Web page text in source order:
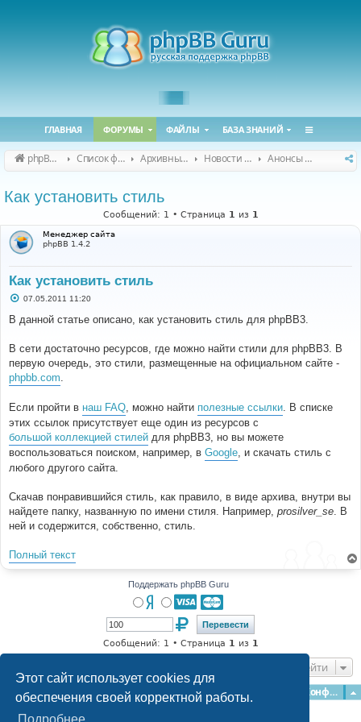
Этот сайт использует cookies для
обеспечения своей корректной работы.
ГЛАВНАЯ ФОРУМЫ ФАЙЛЫ БАЗА ЗНАНИЙ
phpBB Guru Список форумов Архивные форумы Новости и объявления (архив) Анонсы статей
Как установить стиль
Сообщений: 1 • Страница 1 из 1
Менеджер сайта
phpBB 1.4.2
Как установить стиль
С
о
б
е
н
и
е
07.05.2011 11:20
В данной статье описано, как установить стиль для phpBB3.
В сети достаточно ресурсов, где можно найти стили для phpBB3. В
первую очередь, это стили, размещенные на официальном сайте -
phpbb.com.
Если пройти в наш FAQ, можно найти полезные ссылки. В списке
этих ссылок присутствует еще один из ресурсов с
большой коллекцией стилей для phpBB3, но вы можете
воспользоваться поиском, например, в Google, и скачать стиль с
любого другого сайта.
Скачав понравившийся стиль, как правило, в виде архива, внутри вы
найдете папку, названную по имени стиля. Например, prosilver_se. В
ней и содержится, собственно, стиль.
Полный текст
Поддержать phpBB Guru
Сообщений: 1 • Страница 1 из 1
Перейти
Главная Форумы Конфиденциальность
Наша команда